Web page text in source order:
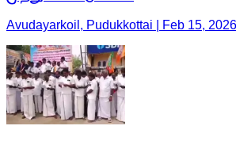
Avudayarkoil, Pudukkottai | Feb 15, 2026